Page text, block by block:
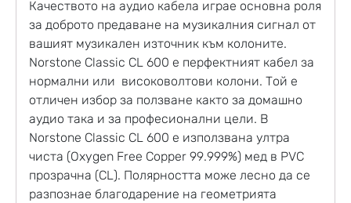
Качеството на аудио кабела играе основна роля
за доброто предаване на музикалния сигнал от
вашият музикален източник към колоните.
Norstone Classic CL 600 е перфектният кабел за
нормални или високоволтови колони. Той е
отличен избор за ползване както за домашно
аудио така и за професионални цели. В
Norstone Classic CL 600 е използвана ултра
чиста (Oxygen Free Copper 99.999%) мед в PVC
прозрачна (CL). Полярността може лесно да се
разпознае благодарение на геометрията